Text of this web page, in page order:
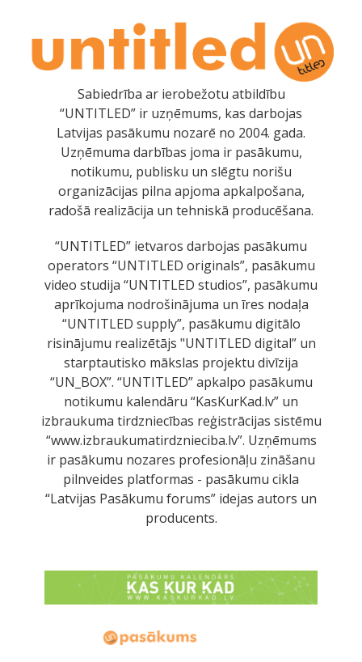
Sabiedrība ar ierobežotu atbildību
“UNTITLED” ir uzņēmums, kas darbojas
Latvijas pasākumu nozarē no 2004. gada.
Uzņēmuma darbības joma ir pasākumu,
notikumu, publisku un slēgtu norišu
organizācijas pilna apjoma apkalpošana,
radošā realizācija un tehniskā producēšana.
“UNTITLED” ietvaros darbojas pasākumu
operators “UNTITLED originals”, pasākumu
video studija “UNTITLED studios”, pasākumu
aprīkojuma nodrošinājuma un īres nodaļa
“UNTITLED supply”, pasākumu digitālo
risinājumu realizētājs "UNTITLED digital” un
starptautisko mākslas projektu divīzija
“UN_BOX”. “UNTITLED” apkalpo pasākumu
notikumu kalendāru “KasKurKad.lv” un
izbraukuma tirdzniecības reģistrācijas sistēmu
“www.izbraukumatirdznieciba.lv”. Uzņēmums
ir pasākumu nozares profesionāļu zināšanu
pilnveides platformas - pasākumu cikla
“Latvijas Pasākumu forums” idejas autors un
producents.